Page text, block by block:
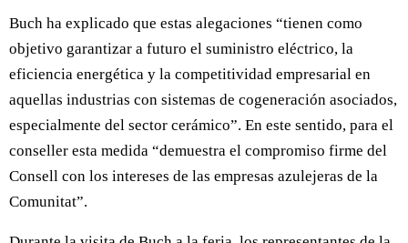
Buch ha explicado que estas alegaciones “tienen como
objetivo garantizar a futuro el suministro eléctrico, la
eficiencia energética y la competitividad empresarial en
aquellas industrias con sistemas de cogeneración asociados,
especialmente del sector cerámico”. En este sentido, para el
conseller esta medida “demuestra el compromiso firme del
Consell con los intereses de las empresas azulejeras de la
Comunitat”.